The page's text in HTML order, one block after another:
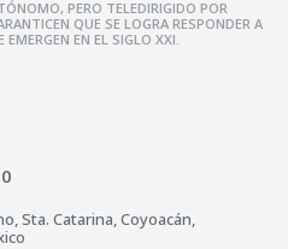
PERO TELEDIRIGIDO POR
QUE SE LOGRA RESPONDER A
EMERGEN EN EL SIGLO XXI.
Sta. Catarina, Coyoacán,